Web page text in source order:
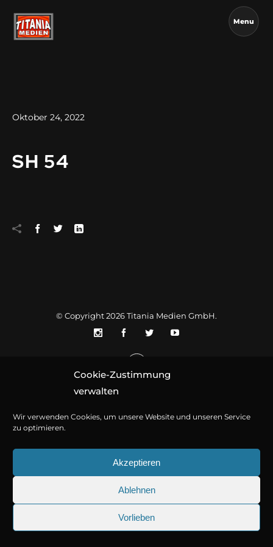
Cookie-Zustimmung
verwalten
Wir verwenden Cookies, um unsere Website und unseren Service
zu optimieren.
Akzeptieren
Ablehnen
Vorlieben
Menu
Oktober 24, 2022
SH 54
© Copyright 2026Titania Medien GmbH.